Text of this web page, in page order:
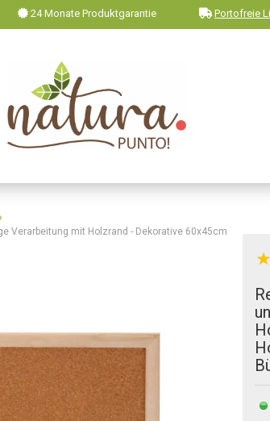
24 Monate Produktgarantie Portofreie
Verarbeitung mit Holzrand - Dekorative 60x45cm